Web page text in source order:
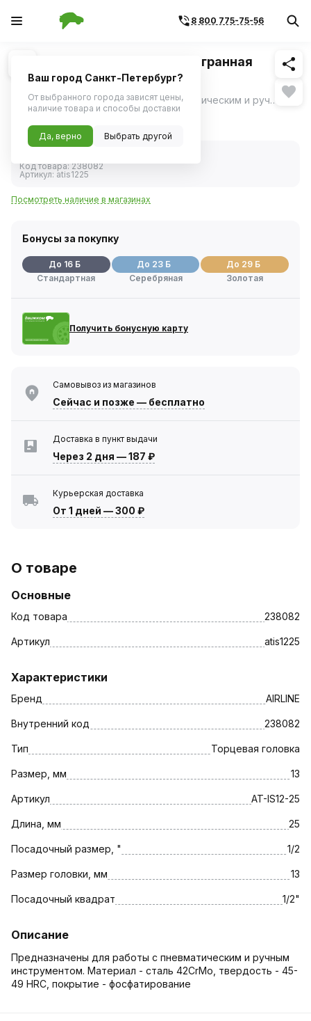
8 800 775-75-56
1/1 Похожие
Головка ударная 13мм 1/2" 6-гранная
удлиненная (AIRLINE)
Предназначены для работы с пневматическим и ручным инструментом. ещё
Код товара:238082
Артикул: atis1225
Посмотреть наличие в магазинах
Бонусы за покупку
До 16 Б
Стандартная
До 23 Б
Серебряная
До 29 Б
Золотая
Получить бонусную карту
Самовывоз из магазинов
Сейчас и позже — бесплатно
Доставка в пункт выдачи
Через 2 дня —187 ₽
Курьерская доставка
От 1 дней —300 ₽
О товаре
Основные
Код товара 238082
Артикул atis1225
Характеристики
Бренд AIRLINE
Внутренний код 238082
Тип Торцевая головка
Размер, мм 13
Артикул AT-IS12-25
Длина, мм 25
Посадочный размер, " 1/2
Размер головки, мм 13
Посадочный квадрат 1/2"
Описание
Предназначены для работы с пневматическим и ручным
инструментом. Материал - сталь 42CrMo, твердость - 45-
49 HRC, покрытие - фосфатирование
Ваш город Санкт-Петербург?
От выбранного города зависят цены,
наличие товара и способы доставки
Да, верно Выбрать другой